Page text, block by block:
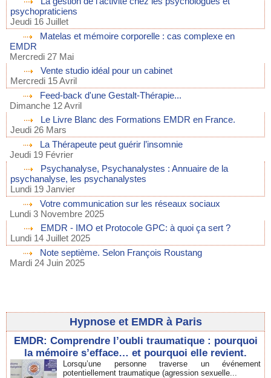
psychopraticiens
Jeudi 16 Juillet
Matelas et mémoire corporelle : cas complexe en
EMDR
Mercredi 27 Mai
Vente studio idéal pour un cabinet
Mercredi 15 Avril
Feed-back d'une Gestalt-Thérapie...
Dimanche 12 Avril
Le Livre Blanc des Formations EMDR en France.
Jeudi 26 Mars
La Thérapeute peut guérir l’insomnie
Jeudi 19 Février
Psychanalyse, Psychanalystes : Annuaire de la
psychanalyse, les psychanalystes
Lundi 19 Janvier
Votre communication sur les réseaux sociaux
Lundi 3 Novembre 2025
EMDR - IMO et Protocole GPC: à quoi ça sert ?
Lundi 14 Juillet 2025
Note septième. Selon François Roustang
Mardi 24 Juin 2025
Hypnose et EMDR à Paris
EMDR: Comprendre l’oubli traumatique : pourquoi
la mémoire s’efface… et pourquoi elle revient.
Lorsqu’une personne traverse un événement
potentiellement traumatique (agression sexuelle...